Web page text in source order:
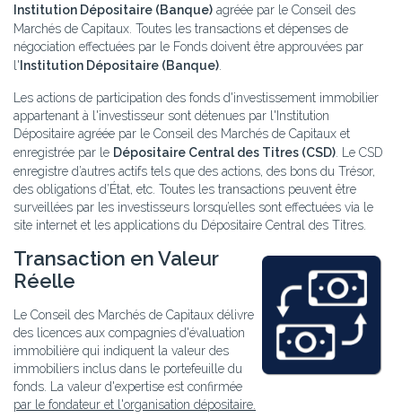
Institution Dépositaire (Banque) agréée par le Conseil des
Marchés de Capitaux. Toutes les transactions et dépenses de
négociation effectuées par le Fonds doivent être approuvées par
l' Institution Dépositaire (Banque)
Les actions de participation des fonds d'investissement immobilier
appartenant à l'investisseur sont détenues par l'Institution
Dépositaire agréée par le Conseil des Marchés de Capitaux et
enregistrée par le Dépositaire Central des Titres (CSD) . Le CSD
enregistre d’autres actifs tels que des actions, des bons du Trésor,
des obligations d’État, etc. Toutes les transactions peuvent être
surveillées par les investisseurs lorsqu’elles sont effectuées via le
site internet et les applications du Dépositaire Central des Titres.
Transaction en Valeur
Réelle
Le Conseil des Marchés de Capitaux délivre
des licences aux compagnies d'évaluation
immobilière qui indiquent la valeur des
immobiliers inclus dans le portefeuille du
fonds. La valeur d'expertise est confirmée
par le fondateur et l'organisation dépositaire.